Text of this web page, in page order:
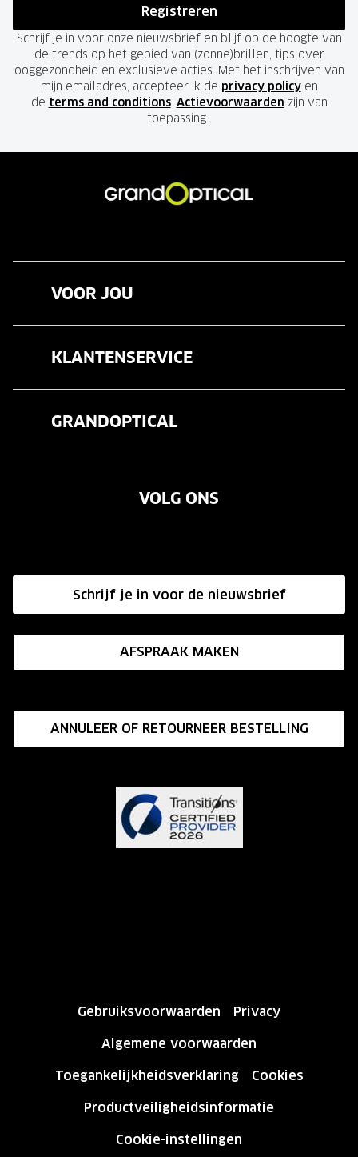
Registreren
Schrijf je in voor onze nieuwsbrief en blijf op de hoogte van
de trends op het gebied van (zonne)brillen, tips over
ooggezondheid en exclusieve acties. Met het inschrijven van
mijn emailadres, accepteer ik de privacy policyen
de terms and conditions. Actievoorwaarden zijn van
toepassing.
VOOR JOU
KLANTENSERVICE
Annuleer of retourneer een bestelling
GRANDOPTICAL
Influencer programma
VOLG ONS
Schrijf je in voor de nieuwsbrief
AFSPRAAK MAKEN
ANNULEER OF RETOURNEER BESTELLING
Gebruiksvoorwaarden
Privacy
Algemene voorwaarden
Toegankelijkheidsverklaring
Cookies
Productveiligheidsinformatie
Cookie-instellingen